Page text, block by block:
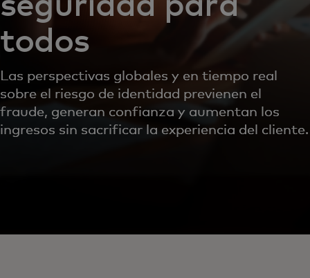
todos
Las perspectivas globales y en tiempo real
sobre el riesgo de identidad previenen el
fraude, generan confianza y aumentan los
ingresos sin sacrificar la experiencia del cliente.